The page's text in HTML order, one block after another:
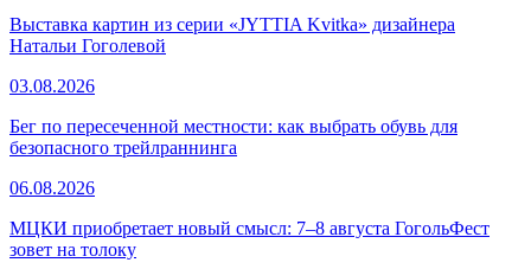
Выставка картин из серии «JYTTIA Kvitka» дизайнера
Натальи Гоголевой
03.08.2026
Бег по пересеченной местности: как выбрать обувь для
безопасного трейлраннинга
06.08.2026
МЦКИ приобретает новый смысл: 7–8 августа ГогольФест
зовет на толоку